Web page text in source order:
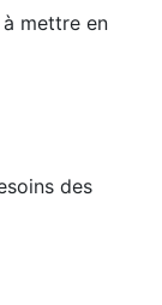
mettre en
des